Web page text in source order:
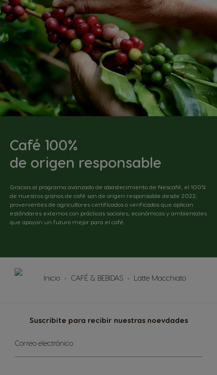
Café 100%
de origen responsable
Gracias al programa avanzado de abastecimiento de Nescafé, el 100%
de nuestros granos de café son de origen responsable desde 2022,
provenientes de agricultores certificados o verificados que aplican
estándares externos con prácticas sociales, económicas y ambientales
que apoyan un futuro mejor para el café.
Inicio CAFÉ & BEBIDAS Latte Macchiato
Suscribite para recibir nuestras noevdades
a
Correo electrónico